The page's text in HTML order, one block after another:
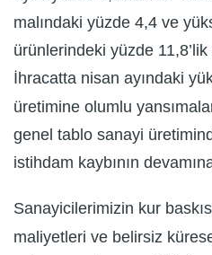
malındaki yüzde 4,4 ve
ürünlerindeki yüzde
İhracatta nisan ayındaki
üretimine olumlu
genel tablo sanayi
istihdam kaybının
Sanayicilerimizin kur
maliyetleri ve belirsiz